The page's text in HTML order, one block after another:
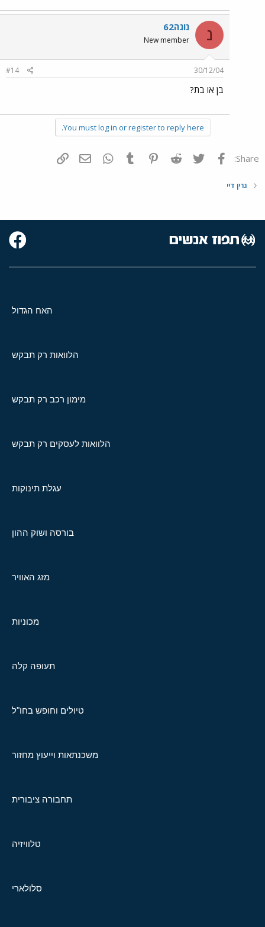
נ נוגה62
New member
30/12/04
#14
בן או בת?
You must log in or register to reply here.
Share: פייסבוק Twitter
Reddit
Pinterest
Tumblr
WhatsAppדואר אלקטרוני
גרין דיי
האח הגדול
הלוואות רק תבקש
מימון רכב רק תבקש
הלוואות לעסקים רק תבקש
עגלת תינוקות
בורסה ושוק ההון
מזג האוויר
מכוניות
תעופה קלה
טיולים וחופש בחו"ל
משכנתאות וייעוץ מחזור
תחבורה ציבורית
טלוויזיה
סלולארי